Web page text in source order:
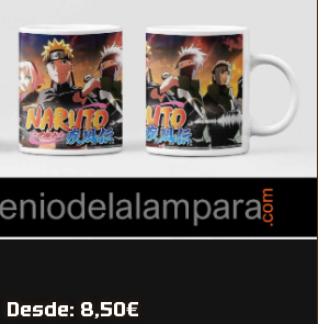
Desde: 8,50€